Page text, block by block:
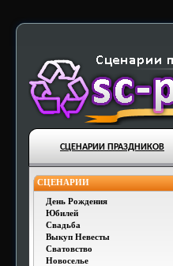
СЦЕНАРИИ ПРАЗДНИКОВ
СЦЕНАРИИ
День Рождения
Юбилей
Свадьба
Выкуп Невесты
Сватовство
Новоселье